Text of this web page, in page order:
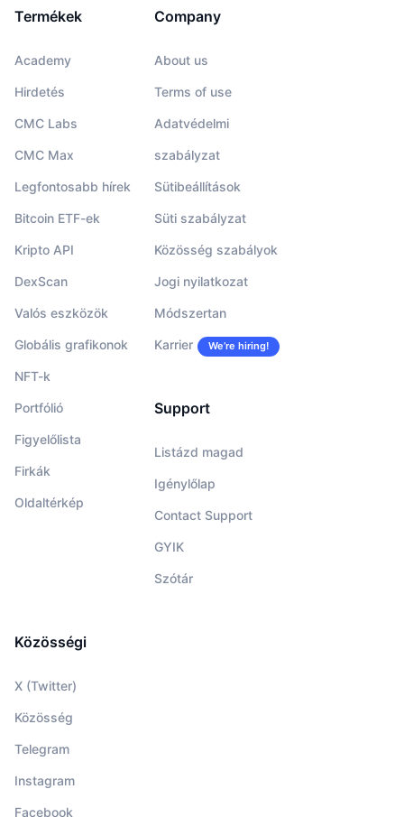
Termékek
Academy
Hirdetés
CMC Labs
CMC Max
Legfontosabb hírek
Bitcoin ETF-ek
Kripto API
DexScan
Valós eszközök
Globális grafikonok
NFT-k
Portfólió
Figyelőlista
Firkák
Oldaltérkép
Company
About us
Terms of use
Adatvédelmi
szabályzat
Sütibeállítások
Süti szabályzat
Közösség szabályok
Jogi nyilatkozat
Módszertan
Karrier We’re hiring!
Support
Listázd magad
Igénylőlap
Contact Support
GYIK
Szótár
Közösségi
X (Twitter)
Közösség
Telegram
Instagram
Facebook